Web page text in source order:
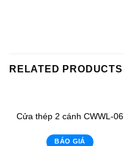
RELATED PRODUCTS
Cửa thép 2 cánh CWWL-06
BÁO GIÁ